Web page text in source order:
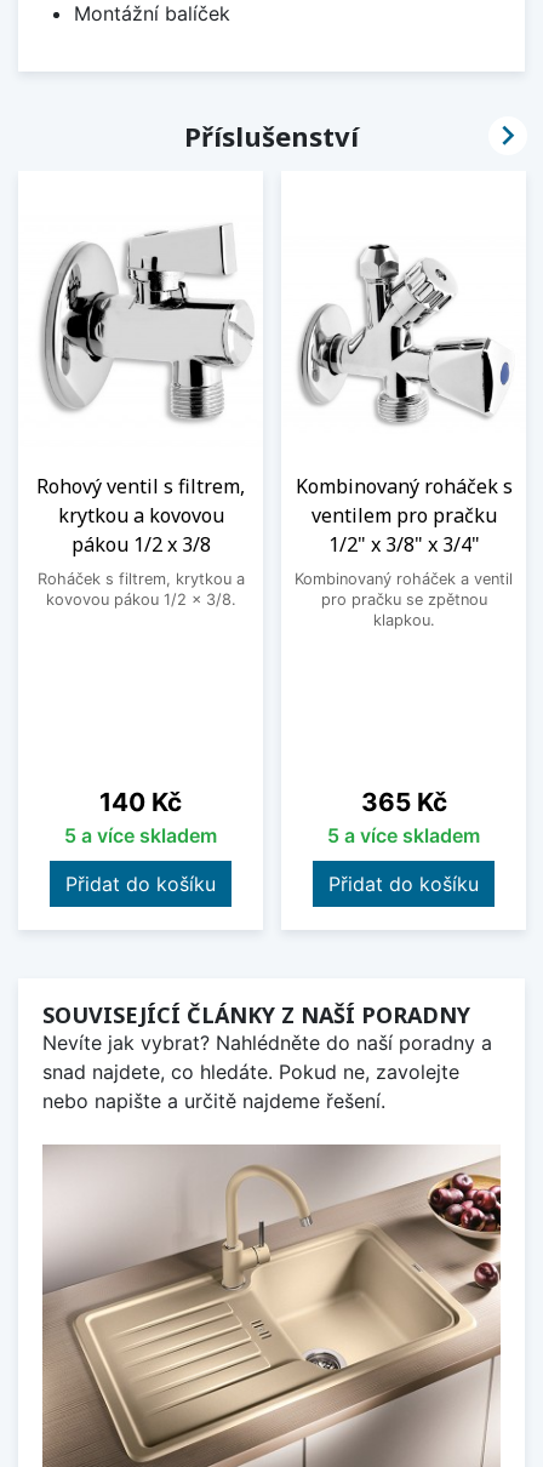
Montážní balíček
Příslušenství
Rohový ventil s filtrem,
krytkou a kovovou
pákou 1/2 x 3/8
Roháček s filtrem, krytkou a
kovovou pákou 1/2 x 3/8.
Cena
140 Kč
5 a více skladem
Přidat do košíku
Kombinovaný roháček s
ventilem pro pračku
1/2" x 3/8" x 3/4"
Kombinovaný roháček a ventil
pro pračku se zpětnou
klapkou.
Cena
365 Kč
5 a více skladem
Přidat do košíku

SOUVISEJÍCÍ ČLÁNKY Z NAŠÍ PORADNY
Nevíte jak vybrat? Nahlédněte do naší poradny a
snad najdete, co hledáte. Pokud ne, zavolejte
nebo napište a určitě najdeme řešení.